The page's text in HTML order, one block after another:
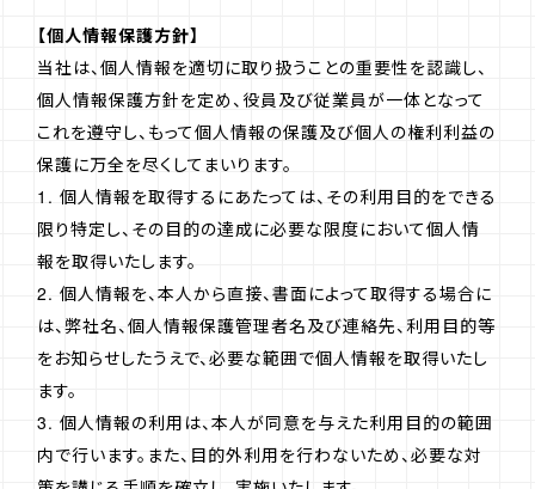
【個人情報保護方針】
当社は、個人情報を適切に取り扱うことの重要性を認識し、
個人情報保護方針を定め、役員及び従業員が一体となって
これを遵守し、もって個人情報の保護及び個人の権利利益の
保護に万全を尽くしてまいります。
1. 個人情報を取得するにあたっては、その利用目的をできる
限り特定し、その目的の達成に必要な限度において個人情
報を取得いたします。
2. 個人情報を、本人から直接、書面によって取得する場合に
は、弊社名、個人情報保護管理者名及び連絡先、利用目的等
をお知らせしたうえで、必要な範囲で個人情報を取得いたし
ます。
3. 個人情報の利用は、本人が同意を与えた利用目的の範囲
内で行います。また、目的外利用を行わないため、必要な対